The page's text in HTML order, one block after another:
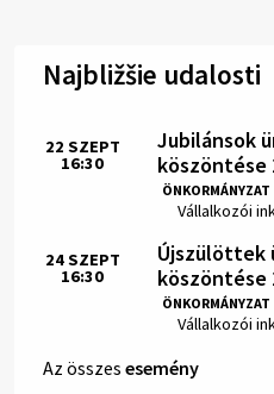
Najbližšie udalosti
Jubilánsok
köszöntése
ÖNKORMÁNYZAT
Hely:
Vállalkozói
Idő:
22 SZEPT
16:30
Újszülöttek
köszöntése
ÖNKORMÁNYZAT
Hely:
Vállalkozói
Idő:
24SZEPT
16:30
Az összes esemény